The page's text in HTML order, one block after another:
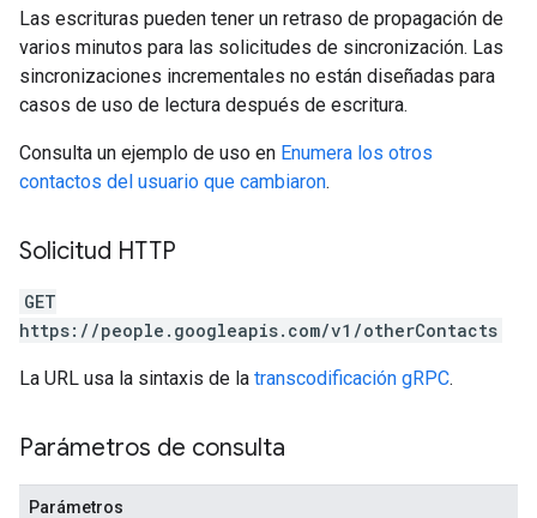
Las escrituras pueden tener un retraso de propagación de
varios minutos para las solicitudes de sincronización. Las
sincronizaciones incrementales no están diseñadas para
casos de uso de lectura después de escritura.
Consulta un ejemplo de uso en Enumera los otros
contactos del usuario que cambiaron.
Solicitud HTTP
GET
https://people.googleapis.com/v1/otherContacts
La URL usa la sintaxis de la transcodificación gRPC.
Parámetros de consulta
Parámetros